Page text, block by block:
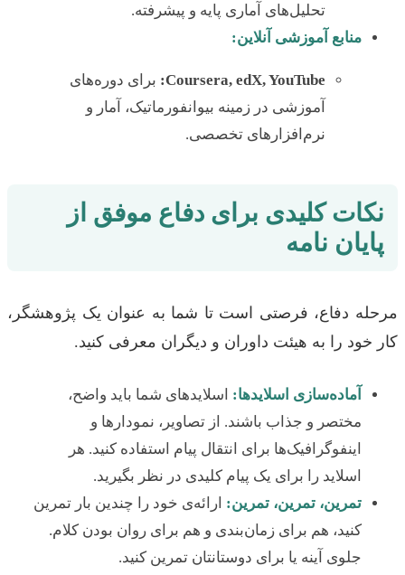
تحلیل‌های آماری پایه و پیشرفته.
منابع آموزشی آنلاین:
Coursera, edX, YouTube: برای دوره‌های
آموزشی در زمینه بیوانفورماتیک، آمار و
نرم‌افزارهای تخصصی.
نکات کلیدی برای دفاع موفق از
پایان نامه
مرحله دفاع، فرصتی است تا شما به عنوان یک پژوهشگر،
کار خود را به هیئت داوران و دیگران معرفی کنید.
آماده‌سازی اسلایدها: اسلایدهای شما باید واضح،
مختصر و جذاب باشند. از تصاویر، نمودارها و
اینفوگرافیک‌ها برای انتقال پیام استفاده کنید. هر
اسلاید را برای یک پیام کلیدی در نظر بگیرید.
تمرین، تمرین، تمرین: ارائه‌ی خود را چندین بار تمرین
کنید، هم برای زمان‌بندی و هم برای روان بودن کلام.
جلوی آینه یا برای دوستانتان تمرین کنید.